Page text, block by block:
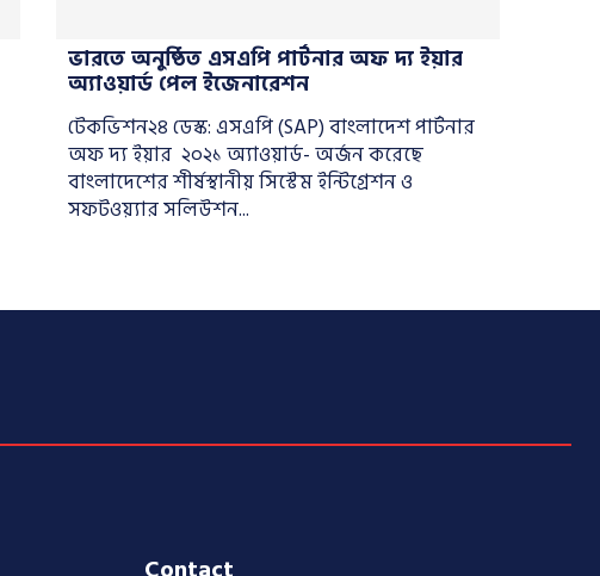
ভারতে অনুষ্ঠিত এসএপি পার্টনার অফ দ্য ইয়ার
অ্যাওয়ার্ড পেল ‌ইজেনারেশন
টেকভিশন২৪ ডেস্ক: এসএপি (SAP) বাংলাদেশ পার্টনার
অফ দ্য ইয়ার ২০২১ অ্যাওয়ার্ড- অর্জন করেছে
বাংলাদেশের শীর্ষস্থানীয় সিস্টেম ইন্টিগ্রেশন ও
সফটওয়্যার সলিউশন...